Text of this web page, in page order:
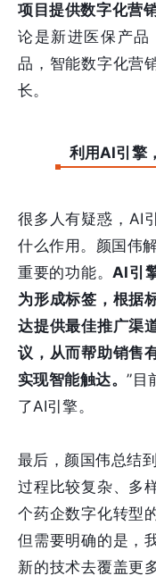
项目提供数字化营
论是新进医保产
品，智能数字化营
长。
利用AI引擎
很多人有疑惑，AI
什么作用。颜国伟
重要的功能。AI引
为形成标签，根据
达提供最佳推广渠
议 ，从而帮助销售
实现智能触达。”目
了AI引擎。
最后，颜国伟总结
过程比较复杂、多
个药企数字化转型
但需要明确的是，
新的技术去覆盖更